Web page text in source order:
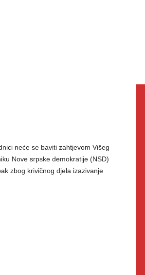
neće se baviti zahtjevom Višeg
Nove srpske demokratije (NSD)
zbog krivičnog djela izazivanje